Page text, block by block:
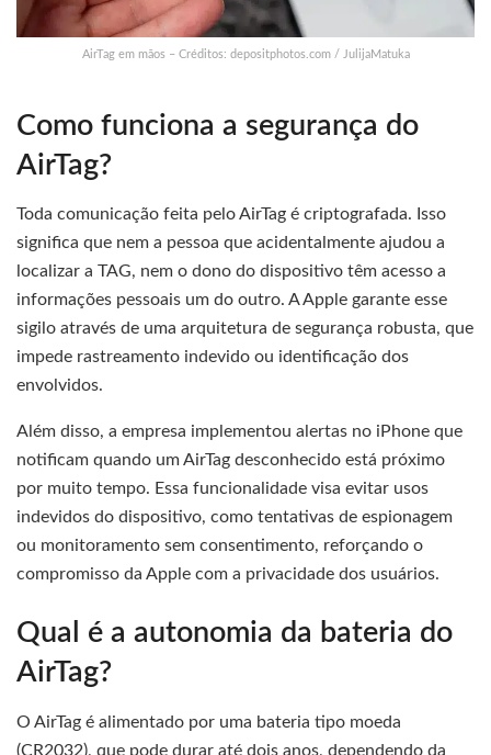
AirTag em mãos – Créditos: depositphotos.com / JulijaMatuka
Como funciona a segurança do
AirTag?
Toda comunicação feita pelo AirTag é criptografada. Isso
significa que nem a pessoa que acidentalmente ajudou a
localizar a TAG, nem o dono do dispositivo têm acesso a
informações pessoais um do outro. A Apple garante esse
sigilo através de uma arquitetura de segurança robusta, que
impede rastreamento indevido ou identificação dos
envolvidos.
Além disso, a empresa implementou alertas no iPhone que
notificam quando um AirTag desconhecido está próximo
por muito tempo. Essa funcionalidade visa evitar usos
indevidos do dispositivo, como tentativas de espionagem
ou monitoramento sem consentimento, reforçando o
compromisso da Apple com a privacidade dos usuários.
Qual é a autonomia da bateria do
AirTag?
O AirTag é alimentado por uma bateria tipo moeda
(CR2032), que pode durar até dois anos, dependendo da